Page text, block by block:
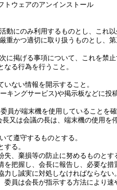
トウェアのアンインストール
にのみ利用するものとし、これ以
かつ適切に取り扱うものとし、
掲げる事項について、これを禁止
る行為を行うこと。
ない情報を開示すること。
キングサービス)や掲示板などに投
員が端末機を使用していることを
又は会議の長は、端末機の使用を
て遵守するものとする。
る。
、棄損等の防止に努めるものとす
把握し、会長に報告し、必要な措
し誠実に対処しなければならない。
員は会長が指示する方法により速